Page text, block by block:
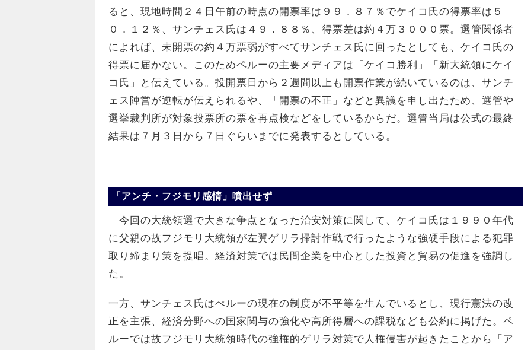
ると、現地時間２４日午前の時点の開票率は９９．８７％でケイコ氏の得票率は５
０．１２％、サンチェス氏は４９．８８％、得票差は約４万３０００票。選管関係者
によれば、未開票の約４万票弱がすべてサンチェス氏に回ったとしても、ケイコ氏の
得票に届かない。このためペルーの主要メディアは「ケイコ勝利」「新大統領にケイ
コ氏」と伝えている。投開票日から２週間以上も開票作業が続いているのは、サンチ
ェス陣営が逆転が伝えられるや、「開票の不正」などと異議を申し出たため、選管や
選挙裁判所が対象投票所の票を再点検などをしているからだ。選管当局は公式の最終
結果は７月３日から７日ぐらいまでに発表するとしている。
「アンチ・フジモリ感情」噴出せず
今回の大統領選で大きな争点となった治安対策に関して、ケイコ氏は１９９０年代
に父親の故フジモリ大統領が左翼ゲリラ掃討作戦で行ったような強硬手段による犯罪
取り締まり策を提唱。経済対策では民間企業を中心とした投資と貿易の促進を強調し
た。
一方、サンチェス氏はぺルーの現在の制度が不平等を生んでいるとし、現行憲法の改
正を主張、経済分野への国家関与の強化や高所得層への課税なども公約に掲げた。ペ
ルーでは故フジモリ大統領時代の強権的ゲリラ対策で人権侵害が起きたことから「ア